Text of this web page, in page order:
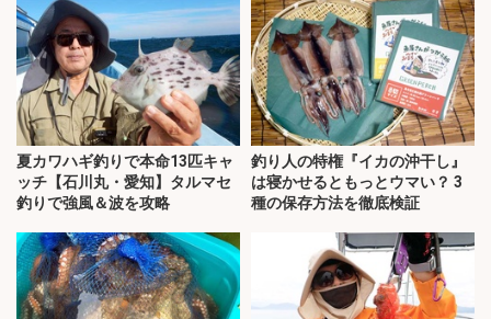
夏カワハギ釣りで本命13匹キャ
ッチ【石川丸・愛知】タルマセ
釣りで強風＆波を攻略
釣り人の特権『イカの沖干し』
は寝かせるともっとウマい？ 3
種の保存方法を徹底検証